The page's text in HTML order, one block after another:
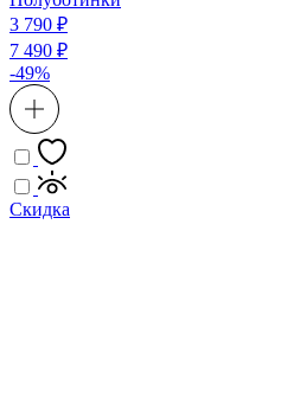
3 790 ₽
7 490 ₽
-49%
Скидка